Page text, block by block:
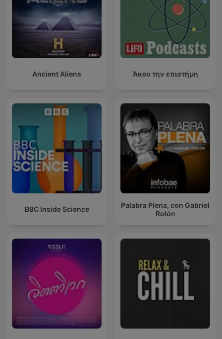
Ancient Aliens Άκου την επιστήμη
BBC Inside Science
Palabra Plena, con Gabriel
Rolón